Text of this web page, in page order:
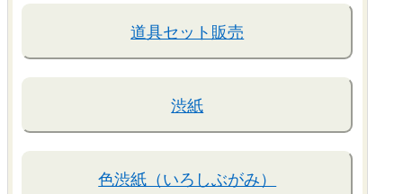
道具セット販売
渋紙
色渋紙（いろしぶがみ）